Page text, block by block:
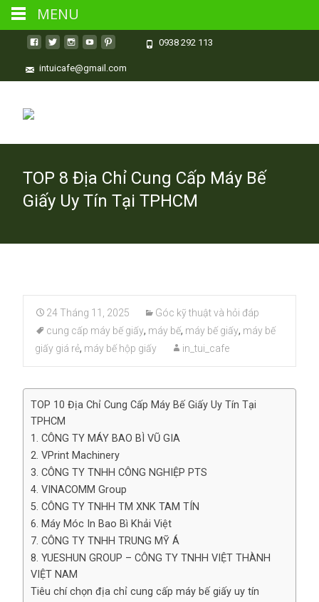
0938 292 113
intuicafe@gmail.com
TOP 8 Địa Chỉ Cung Cấp Máy Bế
Giấy Uy Tín Tại TPHCM
24 Tháng 11, 2025
Góc kỹ thuật và hỏi đáp
cung cấp máy bế giấy, máy bế, máy bế giấy, máy bế
giấy giá rẻ, máy bế hộp giấy in_tui_cafe
TOP 10 Địa Chỉ Cung Cấp Máy Bế Giấy Uy Tín Tại
TPHCM
1. CÔNG TY MÁY BAO BÌ VŨ GIA
2. VPrint Machinery
3. CÔNG TY TNHH CÔNG NGHIỆP PTS
4. VINACOMM Group
5. CÔNG TY TNHH TM XNK TAM TÍN
6. Máy Móc In Bao Bì Khải Việt
7. CÔNG TY TNHH TRUNG MỸ Á
8. YUESHUN GROUP – CÔNG TY TNHH VIỆT THÀNH
VIỆT NAM
Tiêu chí chọn địa chỉ cung cấp máy bế giấy uy tín
MENU